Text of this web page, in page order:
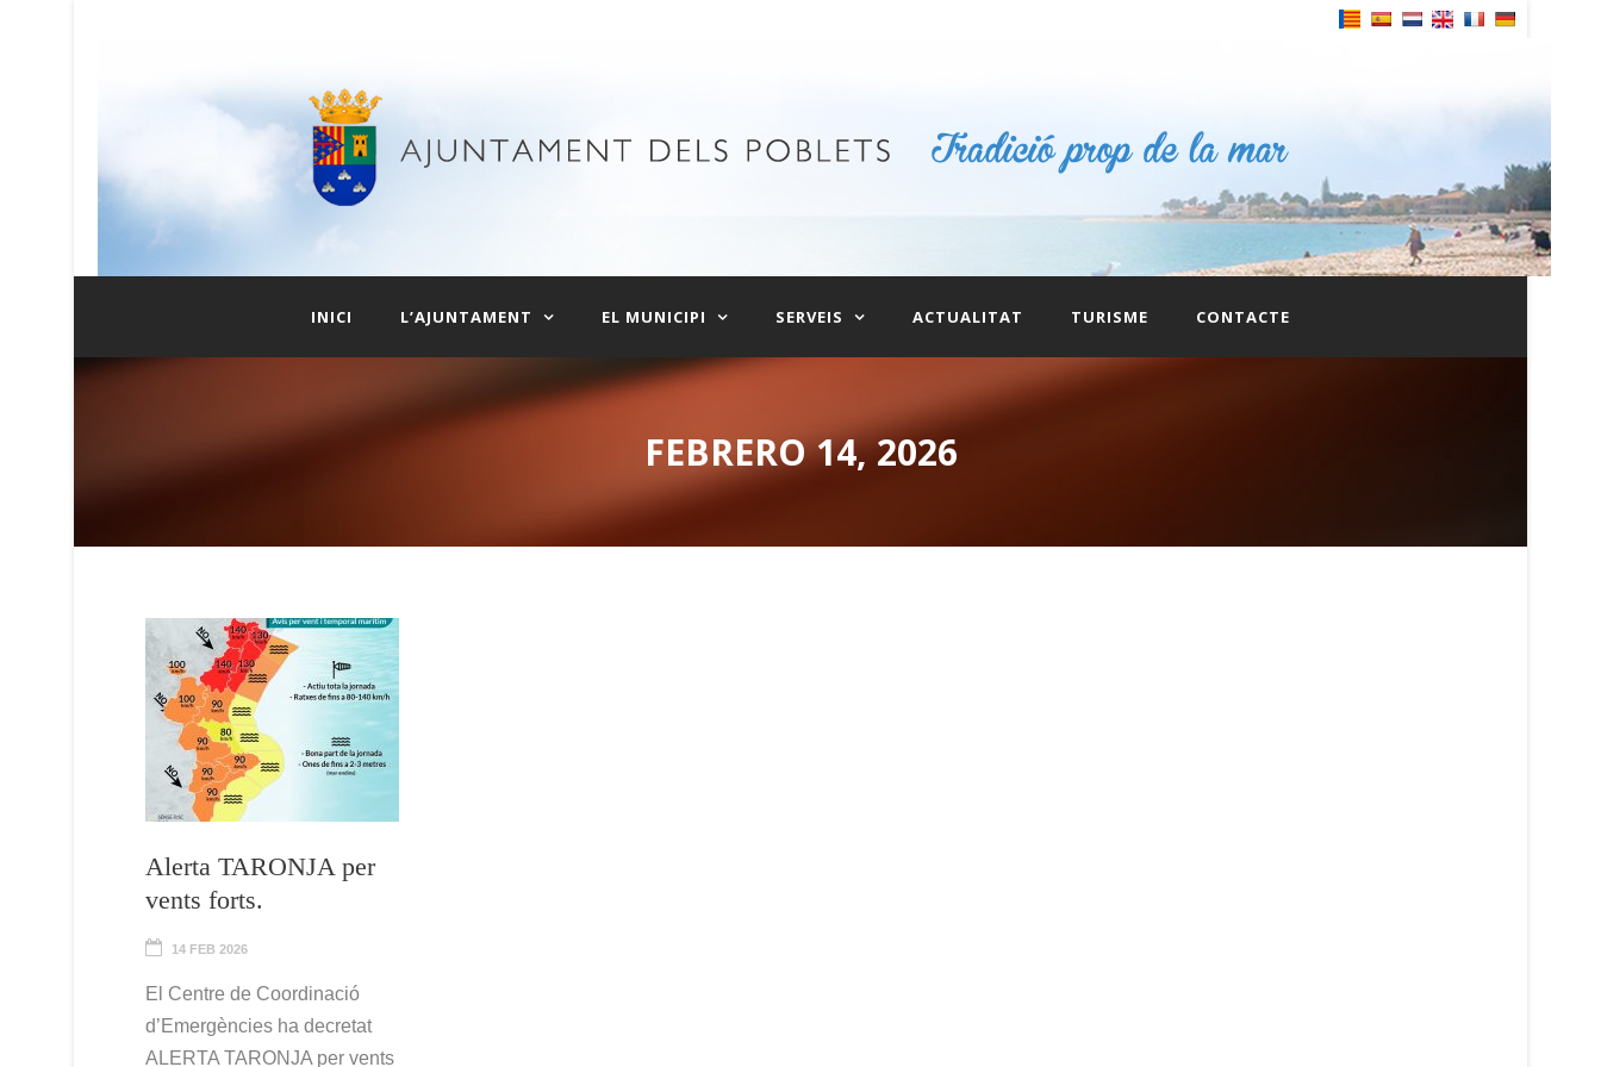
INICI L’AJUNTAMENT EL MUNICIPI SERVEIS ACTUALITAT TURISME CONTACTE
FEBRERO 14, 2026
Alerta TARONJA per
vents forts.
14 FEB 2026
El Centre de Coordinació
d’Emergències ha decretat
ALERTA TARONJA per vents